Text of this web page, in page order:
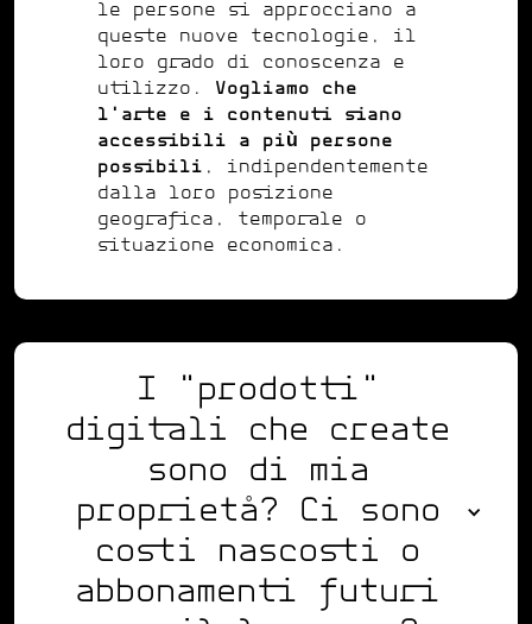
le persone si approcciano a
queste nuove tecnologie, il
loro grado di conoscenza e
utilizzo. Vogliamo che
l'arte e i contenuti siano
accessibili a più persone
possibili , indipendentemente
dalla loro posizione
geografica, temporale o
situazione economica.
I "prodotti"
digitali che create
sono di mia
proprietå? Ci sono
costi nascosti o
abbonamenti futuri